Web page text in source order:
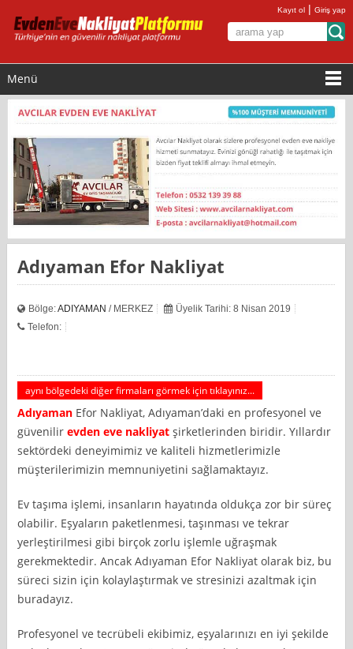
Kayıt ol |Giriş yap
Menü
Adıyaman Efor Nakliyat
Bölge:ADIYAMAN / MERKEZ
Üyelik Tarihi: 8 Nisan 2019
Telefon:
aynı bölgedeki diğer firmaları görmek için tıklayınız...
Adıyaman Efor Nakliyat, Adıyaman’daki en profesyonel ve
güvenilirevden eve nakliyat şirketlerinden biridir. Yıllardır
sektördeki deneyimimiz ve kaliteli hizmetlerimizle
müşterilerimizin memnuniyetini sağlamaktayız.
Ev taşıma işlemi, insanların hayatında oldukça zor bir süreç
olabilir. Eşyaların paketlenmesi, taşınması ve tekrar
yerleştirilmesi gibi birçok zorlu işlemle uğraşmak
gerekmektedir. Ancak Adıyaman Efor Nakliyat olarak biz, bu
süreci sizin için kolaylaştırmak ve stresinizi azaltmak için
buradayız.
Profesyonel ve tecrübeli ekibimiz, eşyalarınızı en iyi şekilde